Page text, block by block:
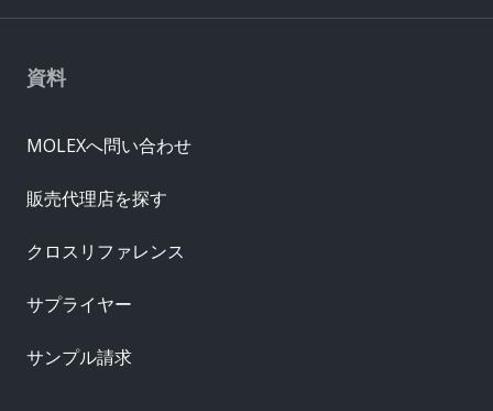
資料
MOLEXへ問い合わせ
販売代理店を探す
クロスリファレンス
サプライヤー
サンプル請求